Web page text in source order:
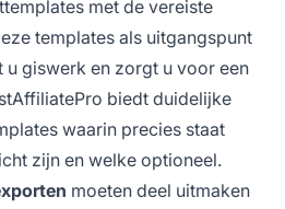
met de vereiste
templates als uitgangspunt
giswerk en zorgt u voor een
biedt duidelijke
waarin precies staat
zijn en welke optioneel.
moeten deel uitmaken